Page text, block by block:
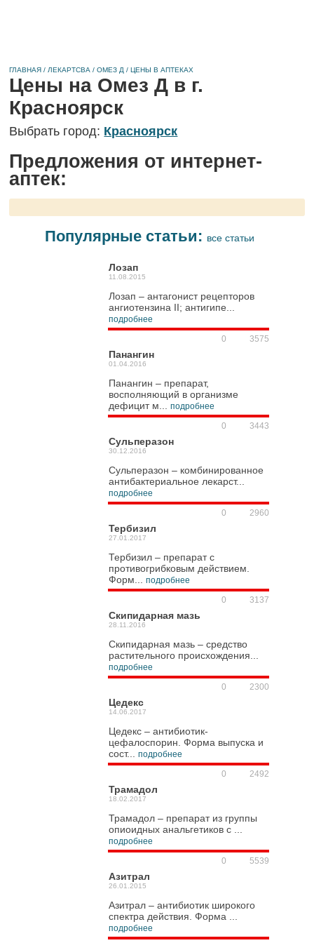
ГЛАВНАЯ / ЛЕКАРТСВА /ОМЕЗ Д /ЦЕНЫ В АПТЕКАХ
Цены на Омез Д в г.
Красноярск
Выбрать город: Красноярск
Предложения от интернет-
аптек:
Популярные статьи: все статьи
Лозап
11.08.2015
Лозап – антагонист рецепторов
ангиотензина II; антигипе...
подробнее
3575
0
Панангин
01.04.2016
Панангин – препарат,
восполняющий в организме
дефицит м... подробнее
3443
0
Сульперазон
30.12.2016
Сульперазон – комбинированное
антибактериальное лекарст...
подробнее
2960
0
Тербизил
27.01.2017
Тербизил – препарат с
противогрибковым действием.
Форм... подробнее
3137
0
Скипидарная мазь
28.11.2016
Скипидарная мазь – средство
растительного происхождения...
подробнее
2300
0
Цедекс
14.06.2017
Цедекс – антибиотик-
цефалоспорин. Форма выпуска и
сост... подробнее
2492
0
Трамадол
18.02.2017
Трамадол – препарат из группы
опиоидных анальгетиков с ...
подробнее
5539
0
Азитрал
26.01.2015
Азитрал – антибиотик широкого
спектра действия. Форма ...
подробнее